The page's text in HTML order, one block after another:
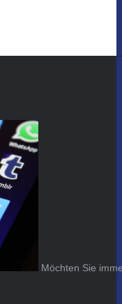
Möchten Sie